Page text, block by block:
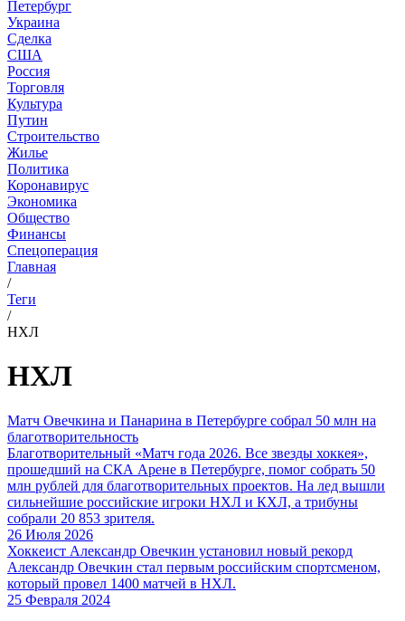
Петербург
Украина
Сделка
США
Россия
Торговля
Культура
Путин
Строительство
Жилье
Политика
Коронавирус
Экономика
Общество
Финансы
Спецоперация
Главная
/
Теги
/
НХЛ
НХЛ
Матч Овечкина и Панарина в Петербурге собрал 50 млн на
благотворительность
Благотворительный «Матч года 2026. Все звезды хоккея»,
прошедший на СКА Арене в Петербурге, помог собрать 50
млн рублей для благотворительных проектов. На лед вышли
сильнейшие российские игроки НХЛ и КХЛ, а трибуны
собрали 20 853 зрителя.
26 Июля 2026
Хоккеист Александр Овечкин установил новый рекорд
Александр Овечкин стал первым российским спортсменом,
который провел 1400 матчей в НХЛ.
25 Февраля 2024